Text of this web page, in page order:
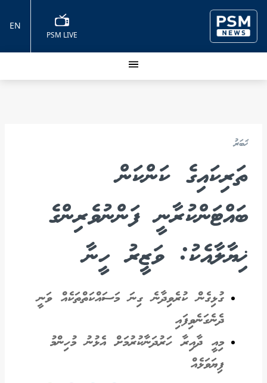
PSM LIVE
EN
ޚަބަރު
ތަރިކައިގެ ކަންކަން
ބައްޓަންކުރާނީ ފަންނުވެރިންގެ
ޚިޔާލާއެކު: ވަޒީރު ހީނާ
ގުޅިގެން ކުރެވިދާނެ ގިނަ މަސައްކަތްތަކެއް ވަނީ
ދެނެގަނެވިފައި
މިއީ ދާއިރާ ހަރުދަނާކުރުމަށް އެޅުނު މުހިންމު
ފިޔަވަޅެއް